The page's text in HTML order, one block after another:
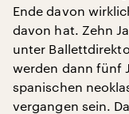
Ende davon
davon hat. Zehn
unter
werden dann fünf
spanischen
vergangen sein.